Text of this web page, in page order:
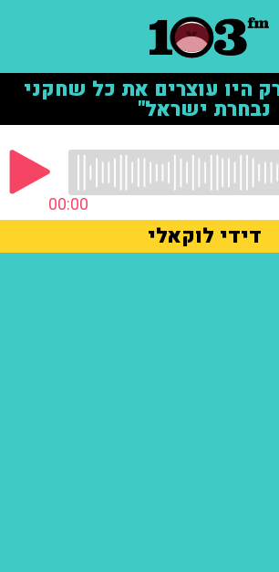
היו עוצרים את כל שחקני
נבחרת ישראל"
00:00
דידי לוקאלי